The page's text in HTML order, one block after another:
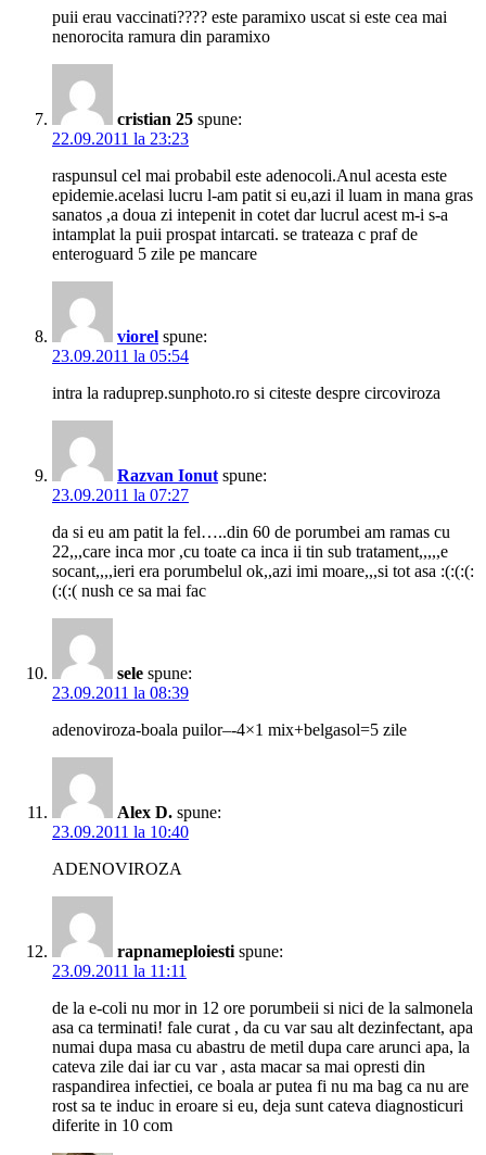
puii erau vaccinati???? este paramixo uscat si este cea mai
nenorocita ramura din paramixo
cristian 25 spune:
22.09.2011 la 23:23
raspunsul cel mai probabil este adenocoli.Anul acesta este
epidemie.acelasi lucru l-am patit si eu,azi il luam in mana gras
sanatos ,a doua zi intepenit in cotet dar lucrul acest m-i s-a
intamplat la puii prospat intarcati. se trateaza c praf de
enteroguard 5 zile pe mancare
viorel spune:
23.09.2011 la 05:54
intra la raduprep.sunphoto.ro si citeste despre circoviroza
Razvan Ionut spune:
23.09.2011 la 07:27
da si eu am patit la fel…..din 60 de porumbei am ramas cu
22,,,care inca mor ,cu toate ca inca ii tin sub tratament,,,,,e
socant,,,,ieri era porumbelul ok,,azi imi moare,,,si tot asa :(:(:(:
(:(:( nush ce sa mai fac
sele spune:
23.09.2011 la 08:39
adenoviroza-boala puilor–-4×1 mix+belgasol=5 zile
Alex D. spune:
23.09.2011 la 10:40
ADENOVIROZA
rapnameploiesti spune:
23.09.2011 la 11:11
de la e-coli nu mor in 12 ore porumbeii si nici de la salmonela
asa ca terminati! fale curat , da cu var sau alt dezinfectant, apa
numai dupa masa cu abastru de metil dupa care arunci apa, la
cateva zile dai iar cu var , asta macar sa mai opresti din
raspandirea infectiei, ce boala ar putea fi nu ma bag ca nu are
rost sa te induc in eroare si eu, deja sunt cateva diagnosticuri
diferite in 10 com